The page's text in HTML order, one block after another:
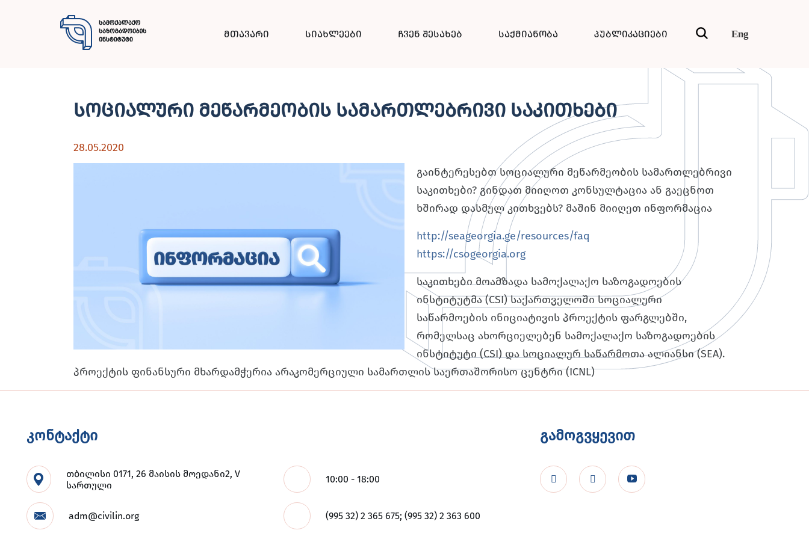
მთავარი სიახლეები ჩვენ შესახებ საქმიანობა პუბლიკაციები Eng
სოციალური მეწარმეობის სამართლებრივი საკითხები
28.05.2020
გაინტერესებთ სოციალური მეწარმეობის სამართლებრივი
საკითხები? გინდათ მიიღოთ კონსულტაცია ან გაეცნოთ
ხშირად დასმულ კითხვებს? მაშინ მიიღეთ ინფორმაცია
http://seageorgia.ge/resources/faq
https://csogeorgia.org
საკითხები მოამზადა სამოქალაქო საზოგადოების
ინსტიტუტმა (CSI) საქართველოში სოციალური
საწარმოების ინიციატივის პროექტის ფარგლებში,
რომელსაც ახორციელებენ სამოქალაქო საზოგადოების
ინსტიტუტი (CSI) და სოციალურ საწარმოთა ალიანსი (SEA).
პროექტის ფინანსური მხარდამჭერია არაკომერციული სამართლის საერთაშორისო ცენტრი (ICNL)
კონტაქტი გამოგვყევით
თბილისი 0171, 26 მაისის მოედანი2, V
სართული
adm@civilin.org
10:00 - 18:00
(995 32) 2 365 675; (995 32) 2 363 600